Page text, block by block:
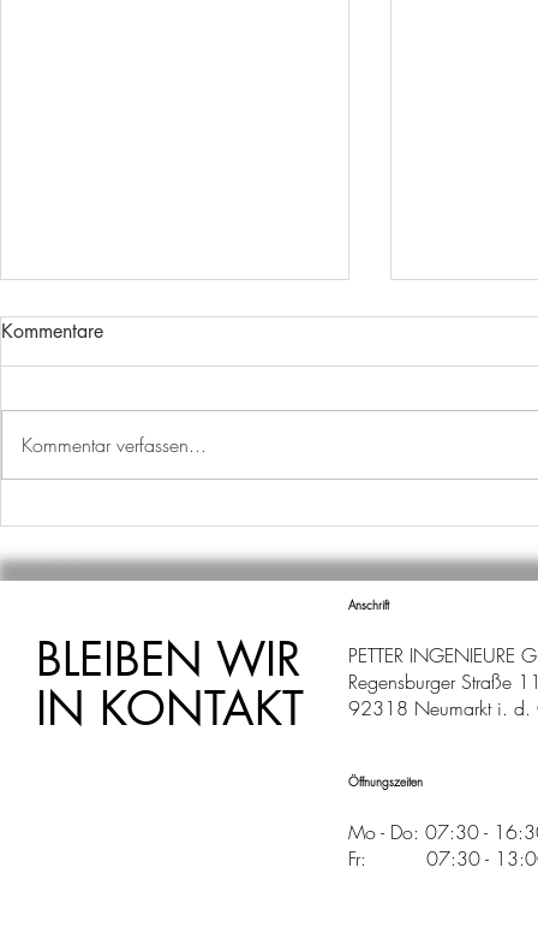
EIN WEITERER MEILENSTEIN
EURO
Kommentare
Kommentar verfassen...
BLEIBEN WIR
IN KONTAKT
Anschrift
PETTER INGENIEURE
Regensburger Straße
92318 Neumarkt i. d.
Öffnungszeiten
Mo - Do: 07:30 -
Fr: 07:30 -